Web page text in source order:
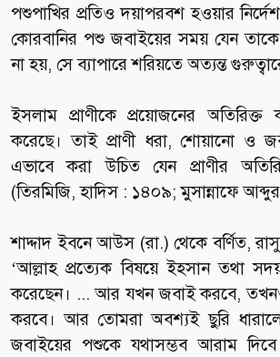
পশুপাখির প্রতিও দয়াপরবশ হওয়ার
কোরবানির পশু জবাইয়ের সময় যেন
না হয়, সে ব্যাপারে শরিয়তে অত্যন্ত
ইসলাম প্রাণীকে প্রয়োজনের অতিরিক্ত
করেছে। তাই প্রাণী ধরা, শোয়ানো ও
এভাবে করা উচিত যেন প্রাণীর
(তিরমিজি, হাদিস : ১৪০৯; মুসান্নাফে
শাদ্দাদ ইবনে আউস (রা.) থেকে বর্ণিত,
‘আল্লাহ প্রত্যেক বিষয়ে ইহসান তথা
করেছেন। ... আর যখন জবাই করবে,
করবে। আর তোমরা অবশ্যই ছুরি
জবাইয়ের পশুকে যথাসম্ভব আরাম দিবে